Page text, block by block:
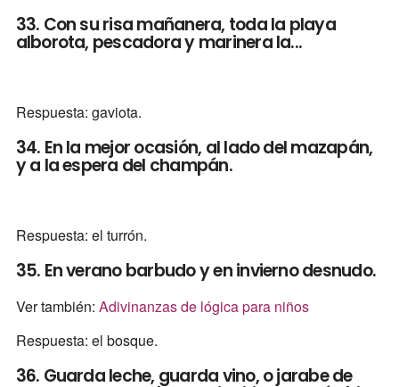
33. Con su risa mañanera, toda la playa
alborota, pescadora y marinera la...
Respuesta: gaviota.
34. En la mejor ocasión, al lado del mazapán,
y a la espera del champán.
Respuesta: el turrón.
35. En verano barbudo y en invierno desnudo.
Ver también: Adivinanzas de lógica para niños
Respuesta: el bosque.
36. Guarda leche, guarda vino, o jarabe de